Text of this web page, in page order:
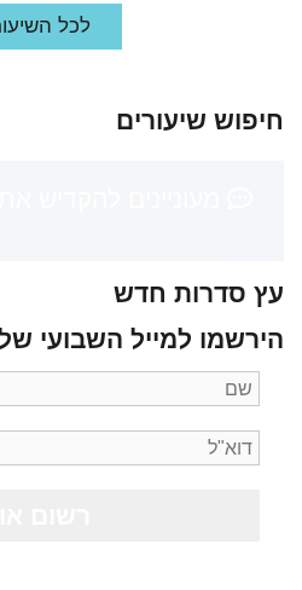
לכל
חיפוש שיעורים
עץ סדרות חדש
הירשמו למייל השבועי